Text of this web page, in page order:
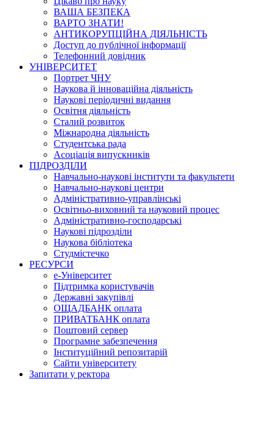
ВАША БЕЗПЕКА
ВАРТО ЗНАТИ!
АНТИКОРУПЦІЙНА ДІЯЛЬНІСТЬ
Доступ до публічної інформації
Телефонний довідник
УНІВЕРСИТЕТ
Портрет ЧНУ
Наукова й інноваційна діяльність
Наукові періодичні видання
Освітня діяльність
Сталий розвиток
Міжнародна діяльність
Студентська рада
Асоціація випускників
ПІДРОЗДІЛИ
Навчально-наукові інститути та факультети
Навчально-наукові центри
Адміністративно-управлінські
Освітньо-виховний та науковий процес
Адміністративно-господарські
Наукові підрозділи
Наукова бібліотека
Студмістечко
РЕСУРСИ
е-Університет
Підтримка користувачів
Державні закупівлі
ОЩАДБАНК оплата
ПРИВАТБАНК оплата
Поштовий сервер
Програмне забезпечення
Інституційний репозитарій
Сайти університету
Запитати у ректора